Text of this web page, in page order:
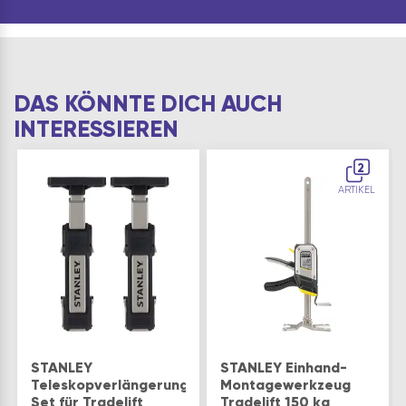
DAS KÖNNTE DICH AUCH
INTERESSIEREN
STANLEY
Teleskopverlängerungs-
Set für Tradelift
2
ARTIKEL
STANLEY Einhand-
Montagewerkzeug
Tradelift 150 kg